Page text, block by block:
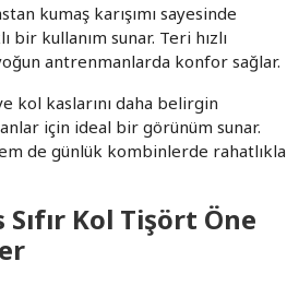
kumaş karışımı sayesinde
bir kullanım sunar. Teri hızlı
antrenmanlarda konfor sağlar.
kol kaslarını daha belirgin
için ideal bir görünüm sunar.
de günlük kombinlerde rahatlıkla
Kol Tişört Öne